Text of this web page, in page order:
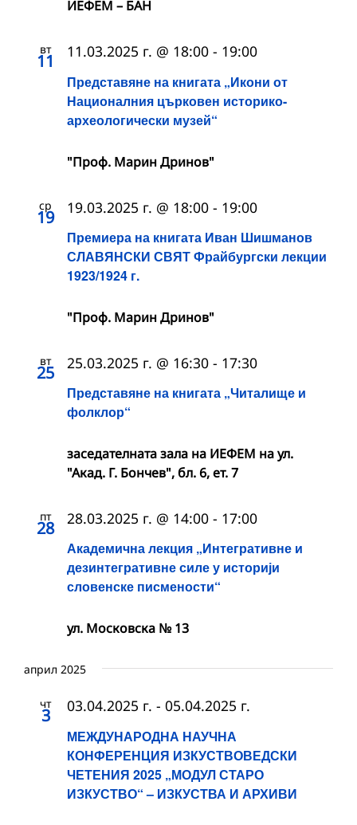
ИЕФЕМ – БАН
вт
11
Представяне на книгата „Икони от
Националния църковен историко-
археологически музей“
11.03.2025 г. @ 18:00 - 19:00
"Проф. Марин Дринов"
ср
19
Премиера на книгата Иван Шишманов
СЛАВЯНСКИ СВЯТ Фрайбургски лекции
1923/1924 г.
19.03.2025 г. @ 18:00 - 19:00
"Проф. Марин Дринов"
вт
25
Представяне на книгата „Читалище и
фолклор“
25.03.2025 г. @ 16:30 - 17:30
заседателната зала на ИЕФЕМ на ул.
"Акад. Г. Бончев", бл. 6, ет. 7
пт
28
Академична лекция „Интегративне и
дезинтегративне силе у историји
словенске писмености“
28.03.2025 г. @ 14:00 - 17:00
ул. Московска № 13
април 2025
чт
3
МЕЖДУНАРОДНА НАУЧНА
КОНФЕРЕНЦИЯ ИЗКУСТВОВЕДСКИ
ЧЕТЕНИЯ 2025 „МОДУЛ СТАРО
ИЗКУСТВО“ – ИЗКУСТВА И АРХИВИ
03.04.2025 г. - 05.04.2025 г.